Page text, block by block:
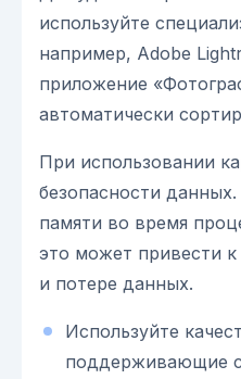
используйте
например, Adobe
приложение
автоматически
При использовании
безопасности
памяти во время
это может привести
и потере данных.
Используйте
поддерживающие